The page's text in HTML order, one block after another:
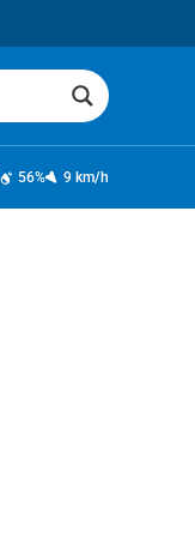
56% 9 km/h